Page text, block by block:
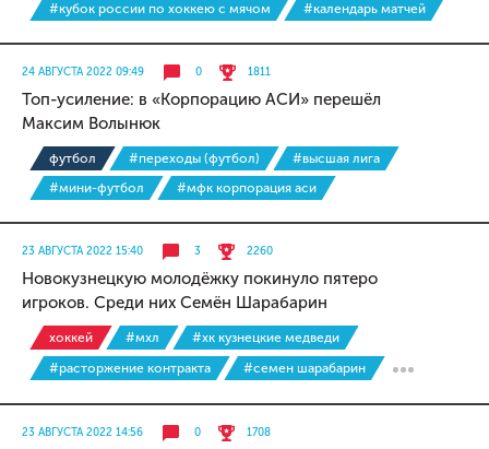
#кубок россии по хоккею с мячом
#календарь матчей
24 АВГУСТА 2022 09:49 0 1811
Топ-усиление: в «Корпорацию АСИ» перешёл
Максим Волынюк
футбол #переходы (футбол)
#высшая лига
#мини-футбол
#мфк корпорация аси
23 АВГУСТА 2022 15:40 3 2260
Новокузнецкую молодёжку покинуло пятеро
игроков. Среди них Семён Шарабарин
хоккей #мхл
#хк кузнецкие медведи
#расторжение контракта
#семен шарабарин
23 АВГУСТА 2022 14:56 0 1708